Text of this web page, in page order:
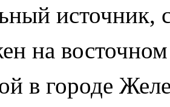
на
в городе